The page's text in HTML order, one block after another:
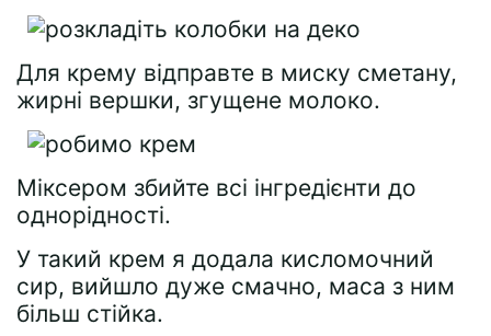
Для крему відправте в миску сметану,
жирні вершки, згущене молоко.
Міксером збийте всі інгредієнти до
однорідності.
У такий крем я додала кисломочний
сир, вийшло дуже смачно, маса з ним
більш стійка.